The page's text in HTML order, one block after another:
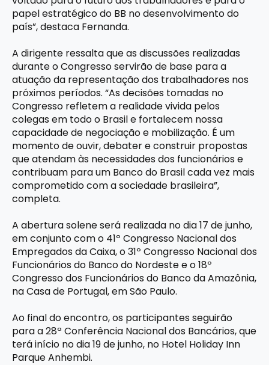
papel estratégico do BB no desenvolvimento do
país”, destaca Fernanda.
A dirigente ressalta que as discussões realizadas
durante o Congresso servirão de base para a
atuação da representação dos trabalhadores nos
próximos períodos. “As decisões tomadas no
Congresso refletem a realidade vivida pelos
colegas em todo o Brasil e fortalecem nossa
capacidade de negociação e mobilização. É um
momento de ouvir, debater e construir propostas
que atendam às necessidades dos funcionários e
contribuam para um Banco do Brasil cada vez mais
comprometido com a sociedade brasileira”,
completa.
A abertura solene será realizada no dia 17 de junho,
em conjunto com o 41º Congresso Nacional dos
Empregados da Caixa, o 31º Congresso Nacional dos
Funcionários do Banco do Nordeste e o 18º
Congresso dos Funcionários do Banco da Amazônia,
na Casa de Portugal, em São Paulo.
Ao final do encontro, os participantes seguirão
para a 28ª Conferência Nacional dos Bancários, que
terá início no dia 19 de junho, no Hotel Holiday Inn
Parque Anhembi.